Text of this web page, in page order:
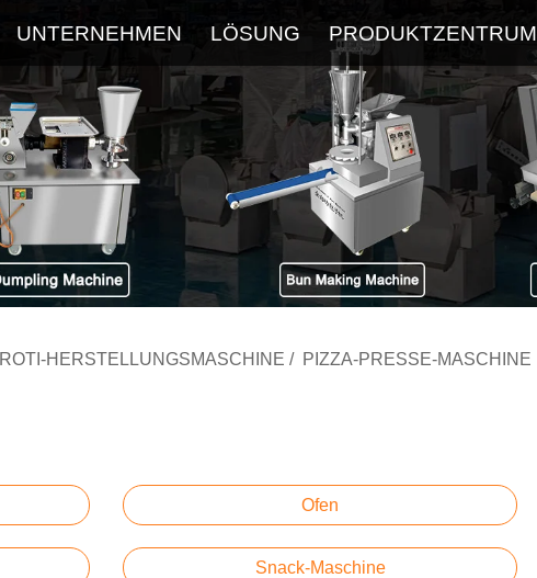
UNTERNEHMEN
Über Neueste Blog
LÖSUNG PRODUKTZENTRUM
Service FAQ
ROTI-HERSTELLUNGSMASCHINE / PIZZA-PRESSE-MASCHINE
Ofen
Snack-Maschine